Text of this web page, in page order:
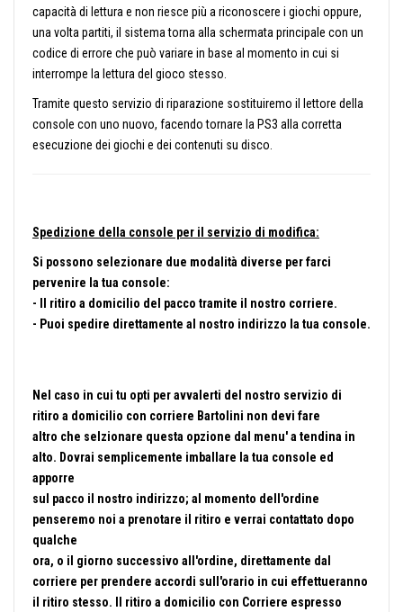
capacità di lettura e non riesce più a riconoscere i giochi oppure,
una volta partiti, il sistema torna alla schermata principale con un
codice di errore che può variare in base al momento in cui si
interrompe la lettura del gioco stesso.
Tramite questo servizio di riparazione sostituiremo il lettore della
console con uno nuovo, facendo tornare la PS3 alla corretta
esecuzione dei giochi e dei contenuti su disco.
Spedizione della console per il servizio di modifica:
Si possono selezionare due modalità diverse per farci
pervenire la tua console:
- Il ritiro a domicilio del pacco tramite il nostro corriere.
- Puoi spedire direttamente al nostro indirizzo la tua console.
Nel caso in cui tu opti per avvalerti del nostro servizio di
ritiro a domicilio con corriere Bartolini non devi fare
altro che selzionare questa opzione dal menu' a tendina in
alto. Dovrai semplicemente imballare la tua console ed
apporre
sul pacco il nostro indirizzo; al momento dell'ordine
penseremo noi a prenotare il ritiro e verrai contattato dopo
qualche
ora, o il giorno successivo all'ordine, direttamente dal
corriere per prendere accordi sull'orario in cui effettueranno
il ritiro stesso. Il ritiro a domicilio con Corriere espresso